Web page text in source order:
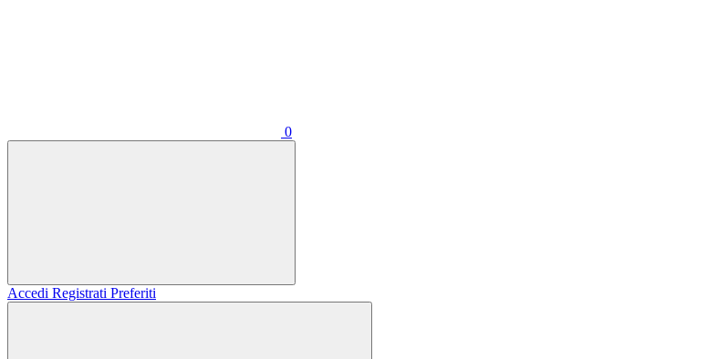
0
Accedi Registrati Preferiti